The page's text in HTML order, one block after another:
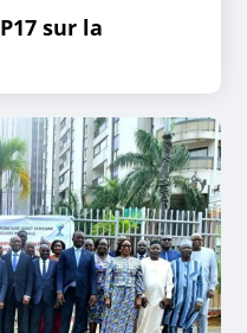
sur la